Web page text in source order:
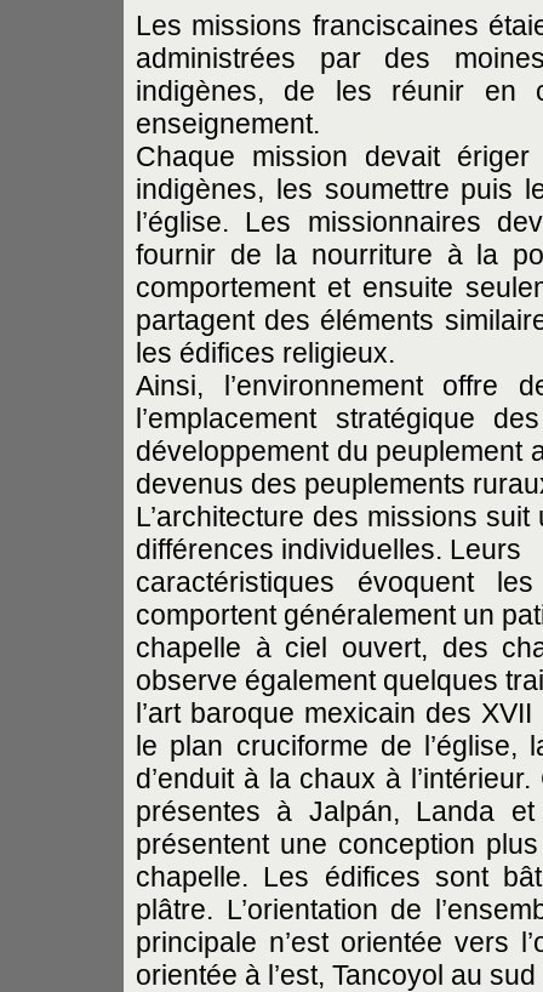
Les missions franciscaines
administrées par des
indigènes, de les réunir en
enseignement.
Chaque mission devait
indigènes, les soumettre puis
l’église. Les missionnaires
fournir de la nourriture à la
comportement et ensuite
partagent des éléments
les édifices religieux.
Ainsi, l’environnement offre
l’emplacement stratégique
développement du peuplement
devenus des peuplements
L’architecture des missions
différences individuelles. Leurs
caractéristiques évoquent
comportent généralement un
chapelle à ciel ouvert, des
observe également quelques
l’art baroque mexicain des
le plan cruciforme de l’église,
d’enduit à la chaux à
présentes à Jalpán, Landa
présentent une conception
chapelle. Les édifices sont
plâtre. L’orientation de
principale n’est orientée vers
orientée à l’est, Tancoyol au